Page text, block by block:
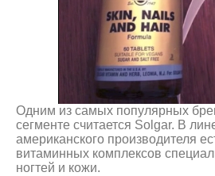
Одним из самых популярных
сегменте считается Solgar. В
американского производителя
витаминных комплексов
ногтей и кожи.